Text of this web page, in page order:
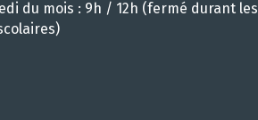
du mois : 9h / 12h (fermé durant les